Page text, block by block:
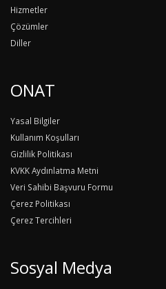
Hizmetler
Çözümler
Diller
ONAT
Yasal Bilgiler
Kullanım Koşulları
Gizlilik Politikası
KVKK Aydınlatma Metni
Veri Sahibi Başvuru Formu
Çerez Politikası
Çerez Tercihleri
Sosyal Medya